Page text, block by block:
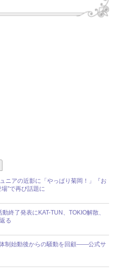
ニアの近影に「やっぱり菊岡！」『お
”で再び話題に
終了発表にKAT-TUN、TOKIO解散、
る
制始動後からの騒動を回顧――公式サ